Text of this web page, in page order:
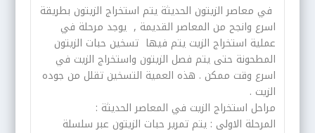
في معاصر الزيتون الحديثة يتم استخراج الزيتون بطريقة
اسرع وانجح من المعاصر القديمة , يوجد مرحلة في
عملية استخراج الزيت يتم فيها تسخين حبات الزيتون
المطحونة حتى يتم فصل الزيتون واستخراج الزيت في
اسرع وقت ممكن . هذه العمية التسخين تقلل من جوده
الزيت .
مراحل استخراج الزيت في المعاصر الحديثة :
المرحلة الاولى : يتم تمرير حبات الزيتون عبر سلسلة